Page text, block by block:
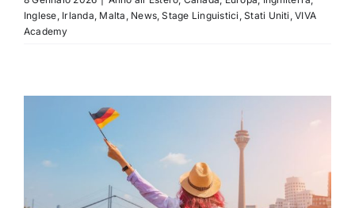
Inglese, Irlanda, Malta , News,Stage Linguistici ,Stati Uniti ,VIVA
Academy